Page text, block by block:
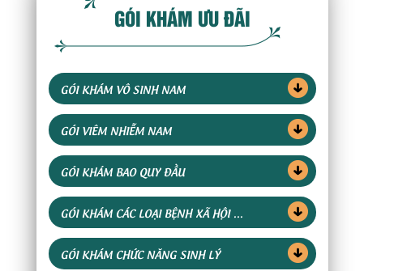
GÓI KHÁM ƯU ĐÃI
GÓI KHÁM VÔ SINH NAM
GÓI VIÊM NHIỄM NAM
GÓI KHÁM BAO QUY ĐẦU
GÓI KHÁM CÁC LOẠI BỆNH XÃ HỘI ...
GÓI KHÁM CHỨC NĂNG SINH LÝ